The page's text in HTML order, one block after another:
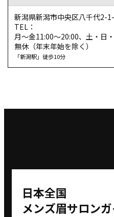
新潟県新潟市中央区八千代2-
TEL：
月～金11:00～20:00、土・日
無休（年末年始を除く）
「新潟駅」徒歩10分
⽇本全国
メンズ眉サロン